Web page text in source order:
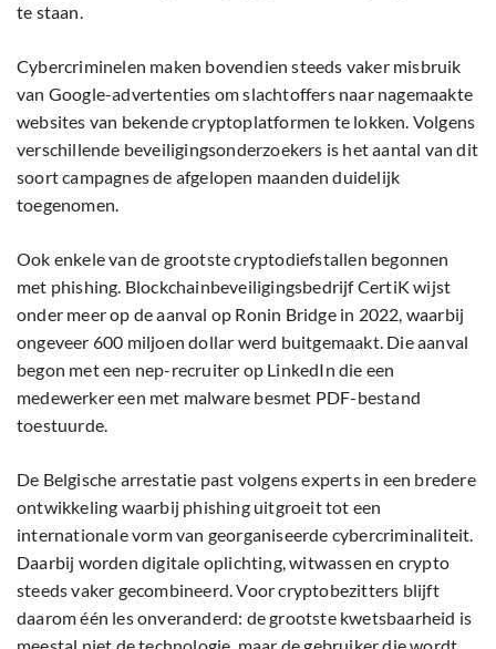
te staan.
Cybercriminelen maken bovendien steeds vaker misbruik
van Google-advertenties om slachtoffers naar nagemaakte
websites van bekende cryptoplatformen te lokken. Volgens
verschillende beveiligingsonderzoekers is het aantal van dit
soort campagnes de afgelopen maanden duidelijk
toegenomen.
Ook enkele van de grootste cryptodiefstallen begonnen
met phishing. Blockchainbeveiligingsbedrijf CertiK wijst
onder meer op de aanval op Ronin Bridge in 2022, waarbij
ongeveer 600 miljoen dollar werd buitgemaakt. Die aanval
begon met een nep-recruiter op LinkedIn die een
medewerker een met malware besmet PDF-bestand
toestuurde.
De Belgische arrestatie past volgens experts in een bredere
ontwikkeling waarbij phishing uitgroeit tot een
internationale vorm van georganiseerde cybercriminaliteit.
Daarbij worden digitale oplichting, witwassen en crypto
steeds vaker gecombineerd. Voor cryptobezitters blijft
daarom één les onveranderd: de grootste kwetsbaarheid is